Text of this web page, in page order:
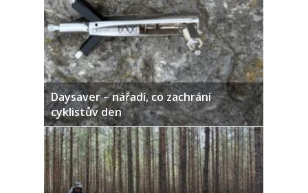
Daysaver – nářadí, co zachrání
cyklistův den